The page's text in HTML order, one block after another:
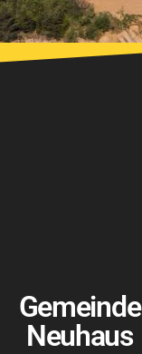
Gemeinde
Neuhaus